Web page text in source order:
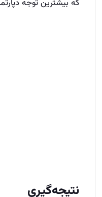
که بیشترین توجه